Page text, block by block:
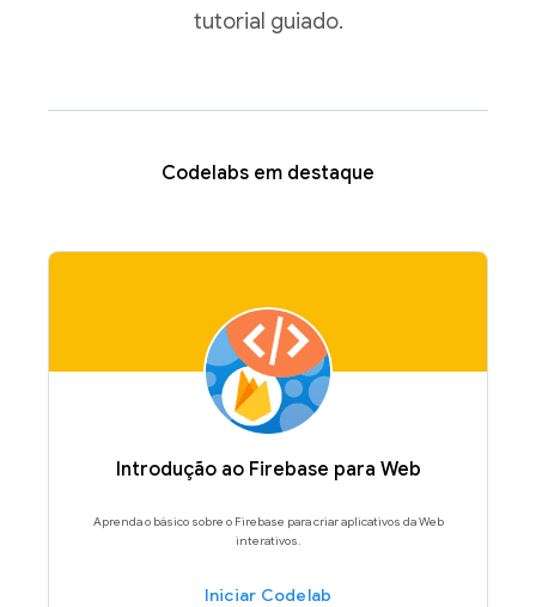
tutorial guiado.
Codelabs em destaque
Introdução ao Firebase para Web
Aprenda o básico sobre o Firebase para criar aplicativos da Web
interativos.
Iniciar Codelab